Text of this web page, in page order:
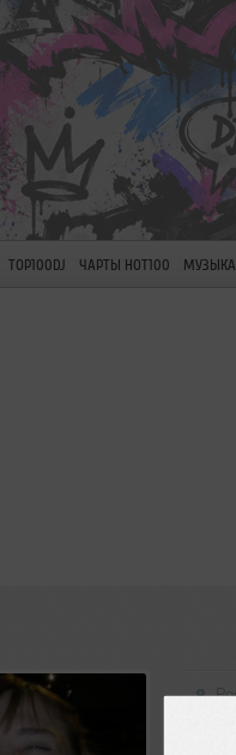
TOP100DJ ЧАРТЫ HOT100 МУЗЫКА